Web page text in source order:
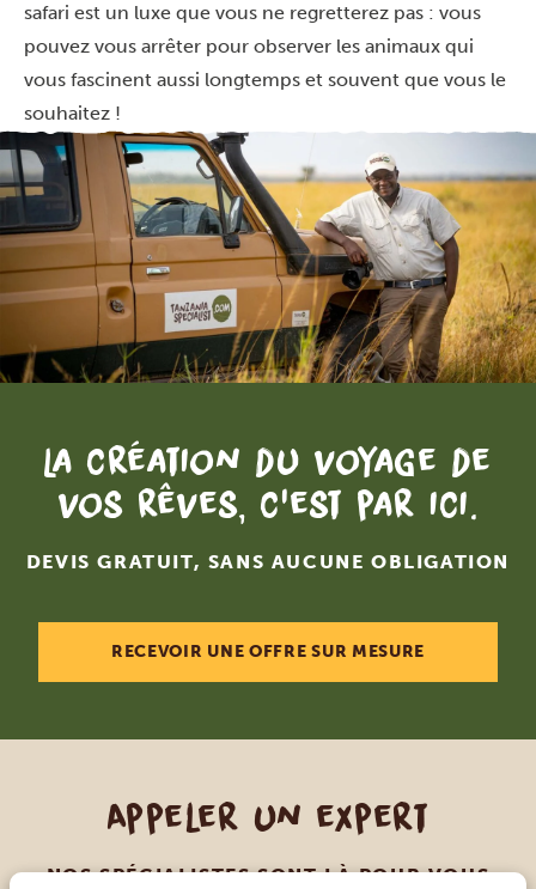
safari est un luxe que vous ne regretterez pas : vous
pouvez vous arrêter pour observer les animaux qui
vous fascinent aussi longtemps et souvent que vous le
souhaitez !
La création du voyage de
vos rêves, c'est par ici.
DEVIS GRATUIT, SANS AUCUNE OBLIGATION
RECEVOIR UNE OFFRE SUR MESURE
Appeler un expert
NOS SPÉCIALISTES SONT LÀ POUR VOUS